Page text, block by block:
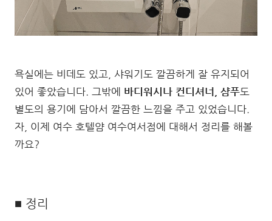
욕실에는 비데도 있고, 샤워기도 깔끔하게 잘 유지되어
있어 좋았습니다. 그밖에 바디워시나 컨디셔너, 샴푸도
별도의 용기에 담아서 깔끔한 느낌을 주고 있었습니다.
자, 이제 여수 호텔얌 여수여서점에 대해서 정리를 해볼
까요?
■ 정리